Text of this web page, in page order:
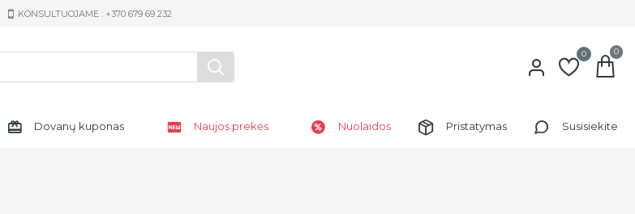
KONSULTUOJAME : +370 679 69 232
0 0
Dovanų kuponas Naujos prekės Nuolaidos Pristatymas Susisiekite